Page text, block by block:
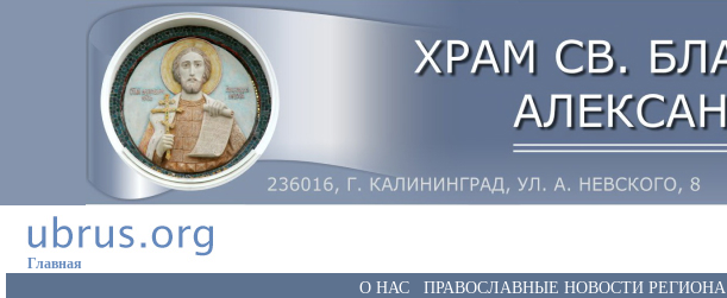
Главная
О НАС ПРАВОСЛАВНЫЕ НОВОСТИ РЕГИОНА